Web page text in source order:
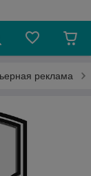
реклама